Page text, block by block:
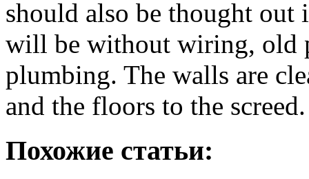
should also be thought out
will be without wiring, old
plumbing. The walls are
and the floors to the screed.
Похожие статьи: